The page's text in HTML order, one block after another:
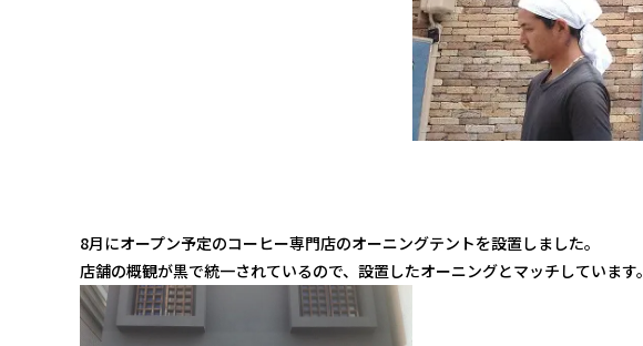
8月にオープン予定のコーヒー専門店のオーニングテントを設置しました。
店舗の概観が黒で統一されているので、設置したオーニングとマッチしています。